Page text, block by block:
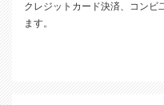
クレジットカード決済、コンビ
ます。